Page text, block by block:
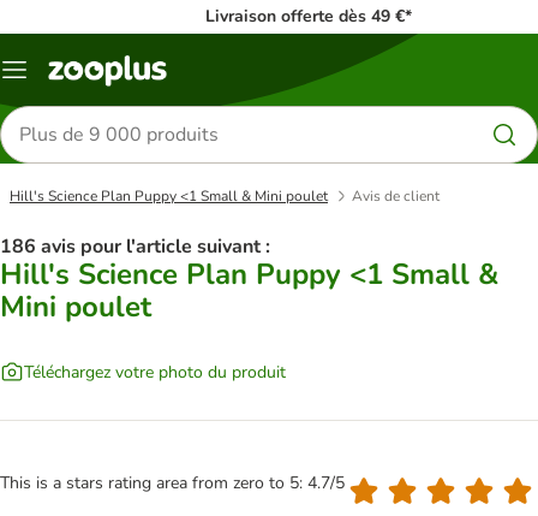
Livraison offerte dès 49 €*
Menu
Rechercher
des
produits
Hill's Science Plan Puppy <1 Small & Mini poulet Avis de client
186 avis pour l'article suivant :
Hill's Science Plan Puppy <1 Small &
Mini poulet
Téléchargez votre photo du produit
This is a stars rating area from zero to 5: 4.7/5